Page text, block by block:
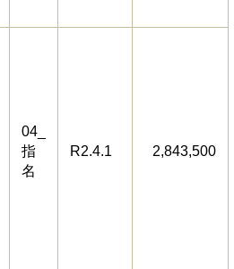
04_
指
名
R2.4.1 2,843,500